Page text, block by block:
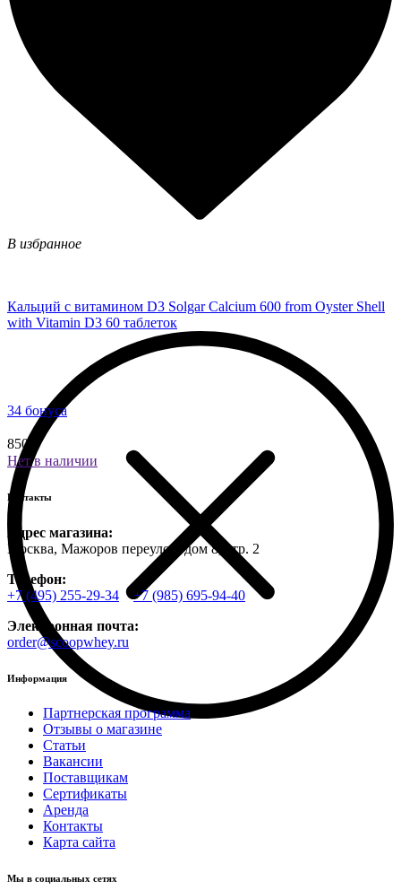
В избранное
Кальций с витамином D3 Solgar Calcium 600 from Oyster Shell
with Vitamin D3 60 таблеток
34 бонуса
850 ₽
Нет в наличии
Контакты
Адрес магазина:
Москва, Мажоров переулок, дом 8, стр. 2
Телефон:
+7 (495) 255-29-34
+7 (985) 695-94-40
Электронная почта:
order@scoopwhey.ru
Информация
Партнерская программа
Отзывы о магазине
Статьи
Вакансии
Поставщикам
Сертификаты
Аренда
Контакты
Карта сайта
Мы в социальных сетях